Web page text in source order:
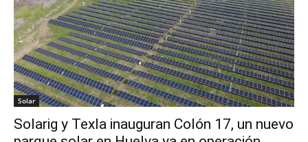
Solar
Solarig y Texla inauguran Colón 17, un nuevo